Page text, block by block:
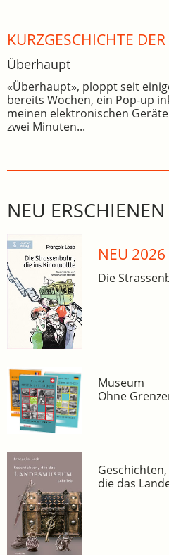
KURZGESCHICHTE
Überhaupt
«Überhaupt», ploppt seit
bereits Wochen, ein Pop-up
meinen elektronischen
zwei Minuten...
NEU ERSCHIENEN
NEU 2026
Die
Museum
Ohne
Geschichten,
die das